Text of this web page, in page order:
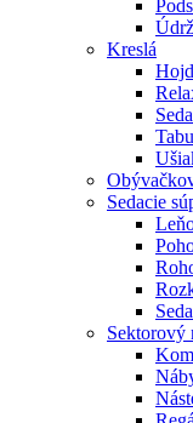
Kreslá
Sedacie
Sektorový